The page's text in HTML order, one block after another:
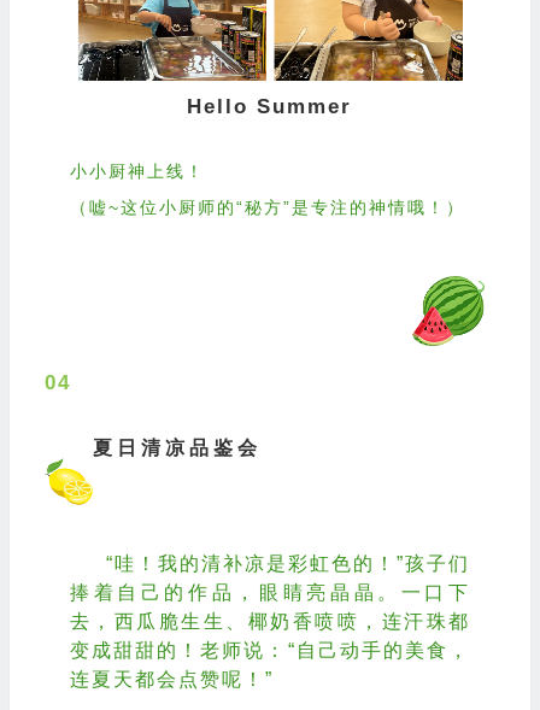
Hello Summer
小小厨神上线！
（嘘~这位小厨师的“秘方”是专注的神情哦！）
04
夏日清凉品鉴会
“哇！我的清补凉是彩虹色的！”孩子们
捧着自己的作品，眼睛亮晶晶。一口下
去，西瓜脆生生、椰奶香喷喷，连汗珠都
变成甜甜的！老师说：“自己动手的美食，
连夏天都会点赞呢！”